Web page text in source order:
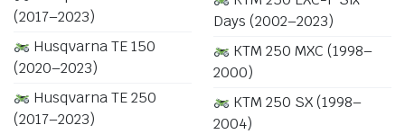
(2017–2023)
Husqvarna TE 150
(2020–2023)
Husqvarna TE 250
(2017–2023)
Days (2002–2023)
KTM 250 MXC (1998–
2000)
KTM 250 SX (1998–
2004)